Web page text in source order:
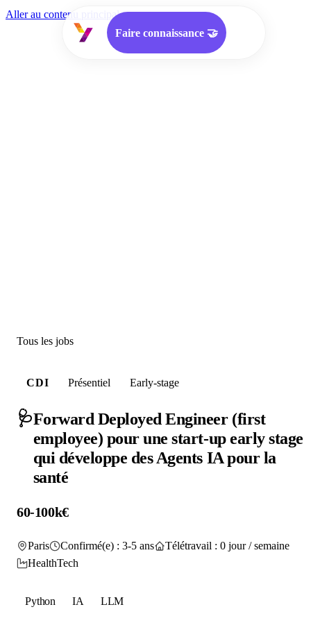
Aller au contenu principal
Faire connaissance 🤝
Tous les jobs
CDI Présentiel Early-stage
🩺Forward Deployed Engineer (first
employee) pour une start-up early stage
qui développe des Agents IA pour la
santé
60-100k€
Paris Confirmé(e) : 3-5 ans
Télétravail : 0 jour / semaine
HealthTech
Python IA LLM